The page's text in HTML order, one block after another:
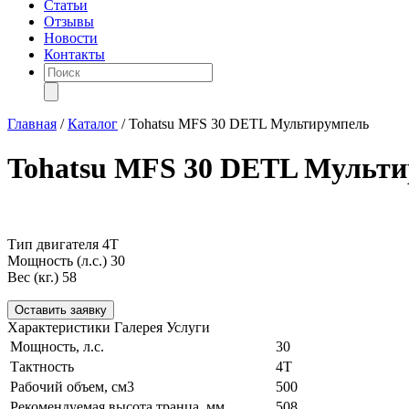
Статьи
Отзывы
Новости
Контакты
Поиск
товаров
Главная /Каталог /Tohatsu MFS 30 DETL Мультирумпель
Tohatsu MFS 30 DETL
Тип двигателя 4Т
Мощность (л.с.) 30
Вес (кг.) 58
Оставить заявку
Характеристики Галерея Услуги
Мощность, л.с.
30
Тактность
4Т
Рабочий объем, см3
500